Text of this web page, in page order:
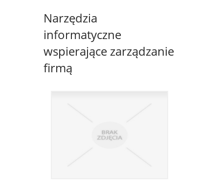
Narzędzia
informatyczne
wspierające zarządzanie
firmą